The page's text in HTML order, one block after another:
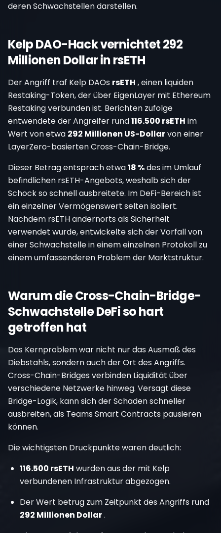
deren Schwachstellen darstellen.
Kelp DAO-Hack vernichtet 292
Millionen Dollar in rsETH
Der Angriff traf Kelp DAOs rsETH , einen liquiden
Restaking-Token, der über EigenLayer mit Ethereum
Restaking verbunden ist. Berichten zufolge
entwendete der Angreifer rund116.500 rsETH im
Wert von etwa 292 Millionen US-Dollarvon einer
LayerZero-basierten Cross-Chain-Bridge.
Dieser Betrag entsprach etwa18 %des im Umlauf
befindlichen rsETH-Angebots, weshalb sich der
Schock so schnell ausbreitete. Im DeFi-Bereich ist
ein einzelner Vermögenswert selten isoliert.
Nachdem rsETH andernorts als Sicherheit
verwendet wurde, entwickelte sich der Vorfall von
einer Schwachstelle in einem einzelnen Protokoll zu
einem umfassenderen Problem der Marktstruktur.
Warum die Cross-Chain-Bridge-
Schwachstelle DeFi so hart
getroffen hat
Das Kernproblem war nicht nur das Ausmaß des
Diebstahls, sondern auch der Ort des Angriffs.
Cross-Chain-Bridges verbinden Liquidität über
verschiedene Netzwerke hinweg. Versagt diese
Bridge-Logik, kann sich der Schaden schneller
ausbreiten, als Teams Smart Contracts pausieren
können.
Die wichtigsten Druckpunkte waren deutlich:
116.500 rsETH wurden aus der mit Kelp
verbundenen Infrastruktur abgezogen.
Der Wert betrug zum Zeitpunkt des Angriffs rund
292 Millionen Dollar.